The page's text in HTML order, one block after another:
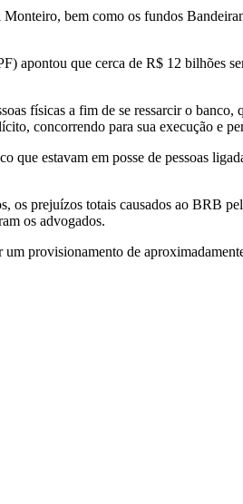
bem como os fundos
apontou que cerca de R$ 12 bilhões
físicas a fim de se ressarcir o banco,
concorrendo para sua execução e
estavam em posse de pessoas
os prejuízos totais causados ao BRB
os advogados.
provisionamento de